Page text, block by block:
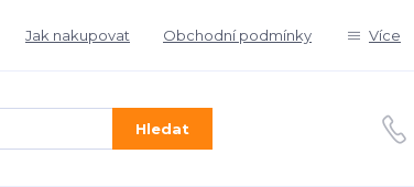
Jak nakupovat Obchodní podmínky Více
Hledat